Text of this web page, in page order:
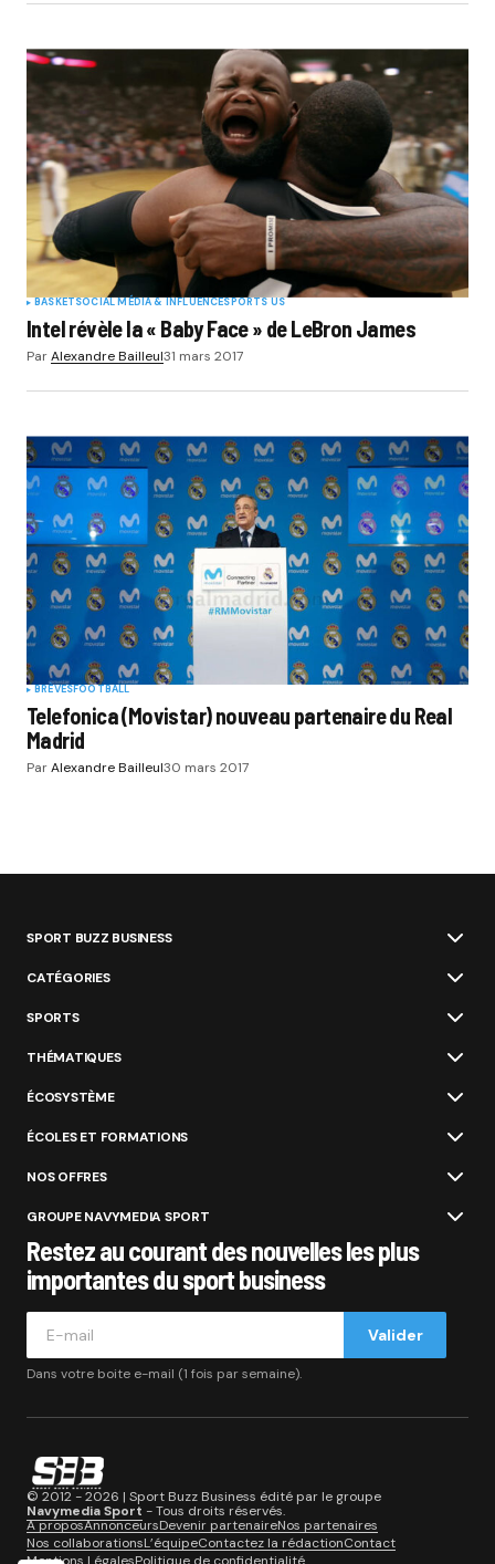
BASKETSOCIAL MÉDIA & INFLUENCESPORTS US
Intel révèle la « Baby Face » de LeBron James
ParAlexandre Bailleul31 mars 2017
BRÈVESFOOTBALL
Telefonica (Movistar) nouveau partenaire du Real
Madrid
ParAlexandre Bailleul30 mars 2017
SPORT BUZZ BUSINESS
CATÉGORIES
SPORTS
THÉMATIQUES
ÉCOSYSTÈME
ÉCOLES ET FORMATIONS
NOS OFFRES
GROUPE NAVYMEDIA SPORT
Restez au courant des nouvelles les plus
importantes du sport business
Valider
Dans votre boite e-mail (1 fois par semaine).
© 2012 - 2026 | Sport Buzz Business édité par le groupe
Navymedia Sport - Tous droits réservés.
A proposAnnonceursDevenir partenaireNos partenaires
Nos collaborationsL’équipeContactez la rédactionContact